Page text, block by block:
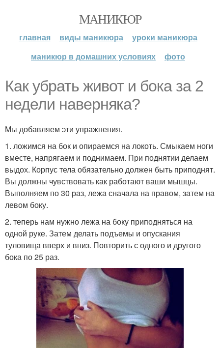
МАНИКЮР
главная виды маникюра
уроки маникюра
маникюр в домашних условиях
фото
Как убрать живот и бока за 2
недели наверняка?
Мы добавляем эти упражнения.
1. ложимся на бок и опираемся на локоть. Смыкаем ноги
вместе, напрягаем и поднимаем. При поднятии делаем
выдох. Корпус тела обязательно должен быть приподнят.
Вы должны чувствовать как работают ваши мышцы.
Выполняем по 30 раз, лежа сначала на правом, затем на
левом боку.
2. теперь нам нужно лежа на боку приподняться на
одной руке. Затем делать подъемы и опускания
туловища вверх и вниз. Повторить с одного и другого
бока по 25 раз.